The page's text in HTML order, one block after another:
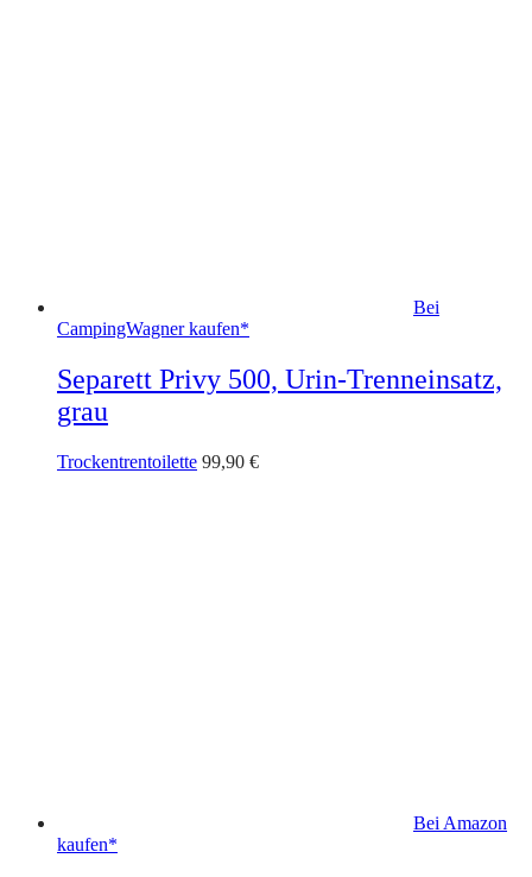
Bei
CampingWagner kaufen*
Separett Privy 500, Urin-Trenneinsatz,
grau
Trockentrentoilette 99,90 €
Bei Amazon
kaufen*